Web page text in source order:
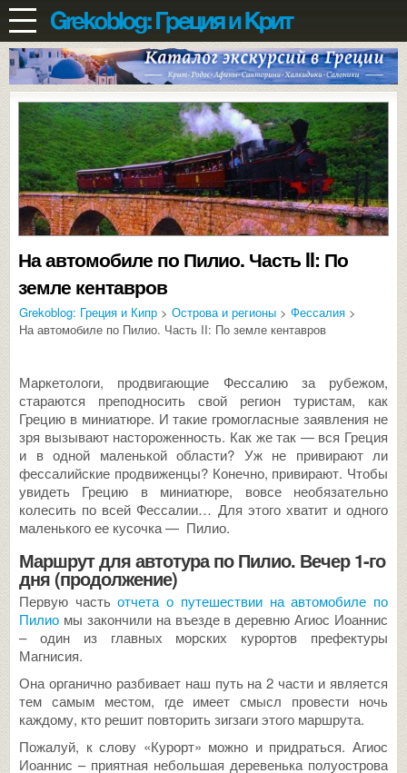
На автомобиле по Пилио. Часть II: По
земле кентавров
Grekoblog: Греция и Кипр > Острова и регионы > Фессалия >
На автомобиле по Пилио. Часть II: По земле кентавров
Маркетологи, продвигающие Фессалию за рубежом,
стараются преподносить свой регион туристам, как
Грецию в миниатюре. И такие громогласные заявления не
зря вызывают настороженность. Как же так — вся Греция
и в одной маленькой области? Уж не привирают ли
фессалийские продвиженцы? Конечно, привирают. Чтобы
увидеть Грецию в миниатюре, вовсе необязательно
колесить по всей Фессалии… Для этого хватит и одного
маленького ее кусочка — Пилио.
Маршрут для автотура по Пилио. Вечер 1-го
дня (продолжение)
Первую частьотчета о путешествии на автомобиле по
Пилио мы закончили на въезде в деревню Агиос Иоаннис
– один из главных морских курортов префектуры
Магнисия.
Она органично разбивает наш путь на 2 части и является
тем самым местом, где имеет смысл провести ночь
каждому, кто решит повторить зигзаги этого маршрута.
Пожалуй, к слову «Курорт» можно и придраться. Агиос
Иоаннис – приятная небольшая деревенька полуострова